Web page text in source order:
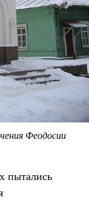
Феодосии
пытались